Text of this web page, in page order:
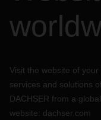
Visit the website of
services and solutions
DACHSER from a
website: dachser.com